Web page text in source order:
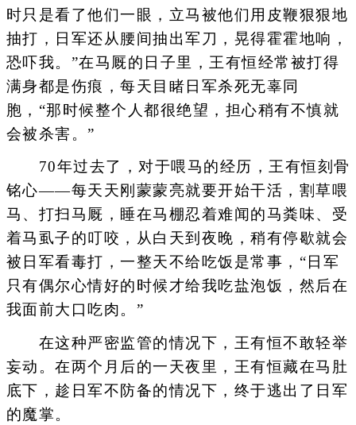
时只是看了他们一眼，立马被他们用皮鞭狠狠地
抽打，日军还从腰间抽出军刀，晃得霍霍地响，
恐吓我。”在马厩的日子里，王有恒经常被打得
满身都是伤痕，每天目睹日军杀死无辜同
胞，“那时候整个人都很绝望，担心稍有不慎就
会被杀害。”
70年过去了，对于喂马的经历，王有恒刻骨
铭心——每天天刚蒙蒙亮就要开始干活，割草喂
马、打扫马厩，睡在马棚忍着难闻的马粪味、受
着马虱子的叮咬，从白天到夜晚，稍有停歇就会
被日军看毒打，一整天不给吃饭是常事，“日军
只有偶尔心情好的时候才给我吃盐泡饭，然后在
我面前大口吃肉。”
在这种严密监管的情况下，王有恒不敢轻举
妄动。在两个月后的一天夜里，王有恒藏在马肚
底下，趁日军不防备的情况下，终于逃出了日军
的魔掌。